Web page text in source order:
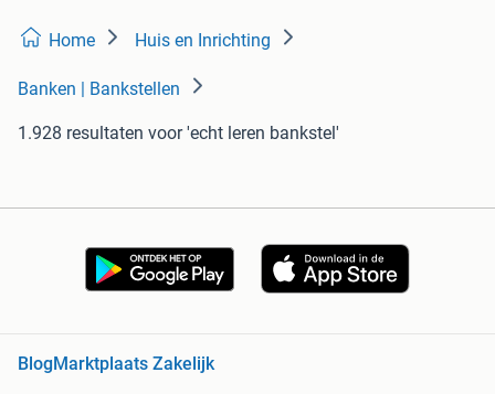
Home Huis en Inrichting
Banken | Bankstellen
1.928 resultaten voor 'echt leren bankstel'
BlogMarktplaats Zakelijk